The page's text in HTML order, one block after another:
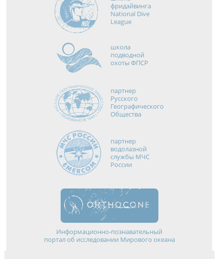
фридайвинга
National Dive
League
школа
подводной
охоты ФПСР
партнер
Русского
Географического
Общества
партнер
водолазной
службы МЧС
России
Информационно-познавательный
портал об исследовании Мирового океана